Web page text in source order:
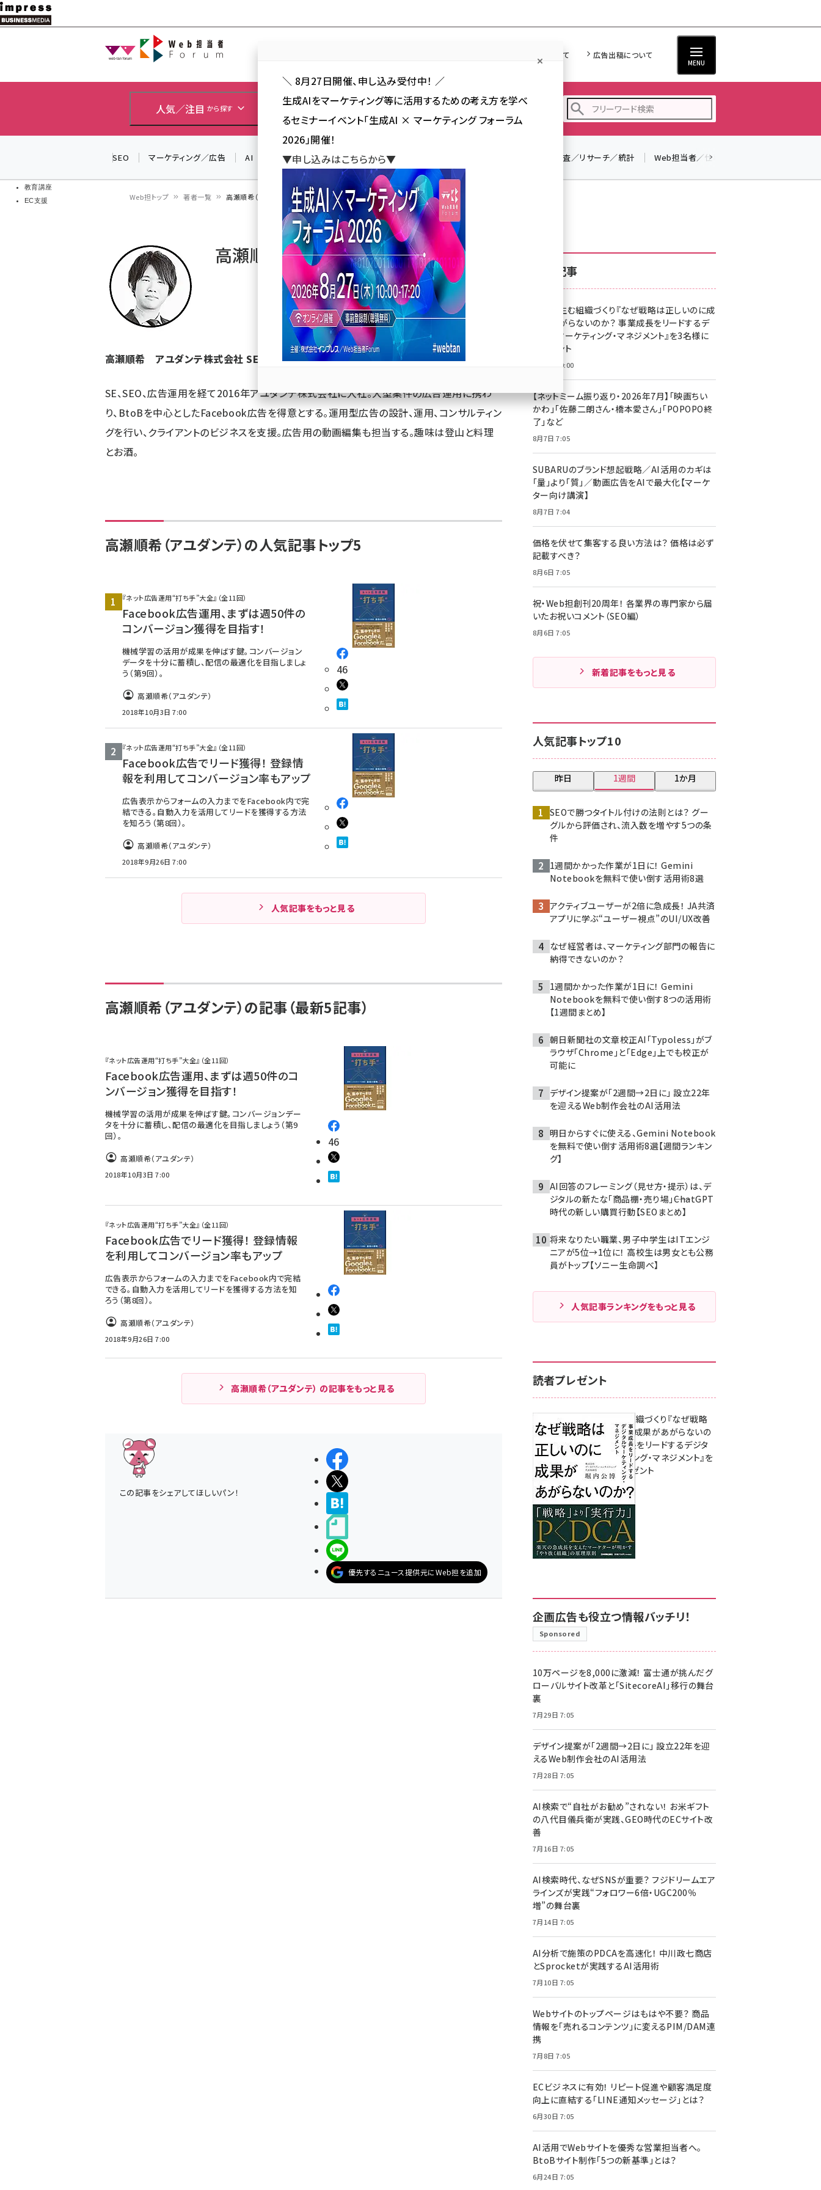
メ
イ
教育講座
EC支援
Web担当者Forum
Web担について 広告出稿について
MENU
人気／注目 から探す カテゴリ／種別 から探す セミナー／イベント から探す
z世代 (1623)
meo (1277)
llmo (1166)
SEO マーケティング／広告 AI SNS アクセス解析／データ分析 調査／リサーチ／統計 Web担当者／仕事
く
ず
Web担トップ 著者一覧 高瀬順希（アユダンテ）
高瀬順希（アユダンテ）
高瀬順希 アユダンテ株式会社 SEMコンサルタント
SE、SEO、広告運用を経て2016年アユダンテ株式会社に入社。大型案件の広告運用に携わ
り、BtoBを中心としたFacebook広告を得意とする。運用型広告の設計、運用、コンサルティン
グを行い、クライアントのビジネスを支援。広告用の動画編集も担当する。趣味は登山と料理
とお酒。
高瀬順希（アユダンテ）の人気記事トップ5
『ネット広告運用“打ち手”大全』（全11回）
Facebook広告運用、まずは週50件の
コンバージョン獲得を目指す！
機械学習の活用が成果を伸ばす鍵。コンバージョン
データを十分に蓄積し、配信の最適化を目指しましょ
う（第9回）。
高瀬順希（アユダンテ）
2018年10月3日 7:00
46
『ネット広告運用“打ち手”大全』（全11回）
Facebook広告でリード獲得！ 登録情
報を利用してコンバージョン率もアップ
広告表示からフォームの入力までをFacebook内で完
結できる。自動入力を活用してリードを獲得する方法
を知ろう（第8回）。
高瀬順希（アユダンテ）
2018年9月26日 7:00
人気記事をもっと見る
高瀬順希（アユダンテ）の記事（最新5記事）
『ネット広告運用“打ち手”大全』（全11回）
Facebook広告運用、まずは週50件のコ
ンバージョン獲得を目指す！
機械学習の活用が成果を伸ばす鍵。コンバージョンデー
タを十分に蓄積し、配信の最適化を目指しましょう（第9
回）。
高瀬順希（アユダンテ）
2018年10月3日 7:00
46
『ネット広告運用“打ち手”大全』（全11回）
Facebook広告でリード獲得！ 登録情報
を利用してコンバージョン率もアップ
広告表示からフォームの入力までをFacebook内で完結
できる。自動入力を活用してリードを獲得する方法を知
ろう（第8回）。
高瀬順希（アユダンテ）
2018年9月26日 7:00
高瀬順希（アユダンテ） の記事をもっと見る
この記事をシェアしてほしいパン！
シェアする
ポストする
LINEで送る
優先するニュース提供元にWeb担を追加
新着記事
成果を生む組織づくり『なぜ戦略は正しいのに成
果があがらないのか？ 事業成長をリードするデ
ジタルマーケティング・マネジメント』を3名様に
プレゼント
8月7日 10:00
【ネットミーム振り返り・2026年7月】「映画ちい
かわ」「佐藤二朗さん・橋本愛さん」「POPOPO終
了」など
8月7日 7:05
SUBARUのブランド想起戦略／AI活用のカギは
「量」より「質」／動画広告をAIで最大化【マーケ
ター向け講演】
8月7日 7:04
価格を伏せて集客する良い方法は？ 価格は必ず
記載すべき？
8月6日 7:05
祝・Web担創刊20周年！ 各業界の専門家から届
いたお祝いコメント（SEO編）
8月6日 7:05
新着記事をもっと見る
人気記事トップ10
昨日 1週間 1か月
SEOで勝つタイトル付けの法則とは？ グー
グルから評価され、流入数を増やす5つの条
件
1週間かかった作業が1日に！ Gemini
Notebookを無料で使い倒す活用術8選
アクティブユーザーが2倍に急成長！ JA共済
アプリに学ぶ“ユーザー視点”のUI/UX改善
なぜ経営者は、マーケティング部門の報告に
納得できないのか？
1週間かかった作業が1日に！ Gemini
Notebookを無料で使い倒す8つの活用術
【1週間まとめ】
朝日新聞社の文章校正AI「Typoless」がブ
ラウザ「Chrome」と「Edge」上でも校正が
可能に
デザイン提案が「2週間→2日に」 設立22年
を迎えるWeb制作会社のAI活用法
明日からすぐに使える、Gemini Notebook
を無料で使い倒す活用術8選【週間ランキン
グ】
AI回答のフレーミング（見せ方・提示）は、デ
ジタルの新たな「商品棚・売り場」――ChatGPT
時代の新しい購買行動【SEOまとめ】
将来なりたい職業、男子中学生はITエンジ
ニアが5位→1位に！ 高校生は男女とも公務
員がトップ【ソニー生命調べ】
人気記事ランキングをもっと見る
読者プレゼント
成果を生む組織づくり『なぜ戦略
は正しいのに成果があがらないの
か？ 事業成長をリードするデジタ
ルマーケティング・マネジメント』を
3名様にプレゼント
8月7日 10:00
企画広告も役立つ情報バッチリ！
Sponsored
10万ページを8,000に激減！ 富士通が挑んだグ
ローバルサイト改革と「SitecoreAI」移行の舞台
裏
7月29日 7:05
デザイン提案が「2週間→2日に」 設立22年を迎
えるWeb制作会社のAI活用法
7月28日 7:05
AI検索で“自社がお勧め”されない！ お米ギフト
の八代目儀兵衛が実践、GEO時代のECサイト改
善
7月16日 7:05
AI検索時代、なぜSNSが重要？ フジドリームエア
ラインズが実践“フォロワー6倍・UGC200％
増”の舞台裏
7月14日 7:05
AI分析で施策のPDCAを高速化！ 中川政七商店
とSprocketが実践するAI活用術
7月10日 7:05
Webサイトのトップページはもはや不要？ 商品
情報を「売れるコンテンツ」に変えるPIM/DAM連
携
7月8日 7:05
ECビジネスに有効！ リピート促進や顧客満足度
向上に直結する「LINE通知メッセージ」とは？
6月30日 7:05
AI活用でWebサイトを優秀な営業担当者へ。
BtoBサイト制作「5つの新基準」とは？
6月24日 7:05
＼ 8月27日開催、申し込み受付中！ ／
生成AIをマーケティング等に活用するための考え方を学べ
るセミナーイベント「生成AI × マーケティング フォーラム
2026」開催！
▼申し込みはこちらから▼